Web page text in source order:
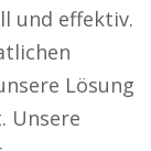
und effektiv.
Lösung
Unsere